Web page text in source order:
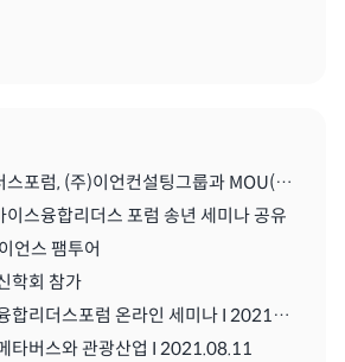
한국MICE융합리더스포럼, (주)이언컨설팅그룹과 MOU(업무협약) 체결식
스융합리더스 포럼 송년 세미나 공유
언스 팸투어
학회 참가
2021 한국마이스융합리더스포럼 온라인 세미나 I 2021.08..11
버스와 관광산업 I 2021.08.11